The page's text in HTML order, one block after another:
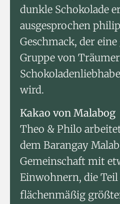
dunkle Schokolade
ausgesprochen
Geschmack, der
Gruppe von
wird.
Kakao von Malabog
Theo & Philo
dem Barangay
Gemeinschaft mit
Einwohnern, die
flächenmäßig